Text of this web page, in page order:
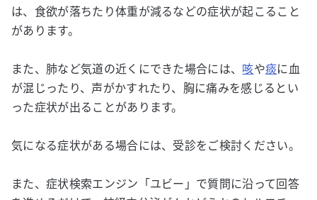
は、食欲が落ちたり体重が減るなどの症状が起こること
があります。
また、肺など気道の近くにできた場合には、 咳や痰に血
が混じったり、声がかすれたり、胸に痛みを感じるとい
った症状が出ることがあります。
気になる症状がある場合には、受診をご検討ください。
また、症状検索エンジン「ユビー」で質問に沿って回答